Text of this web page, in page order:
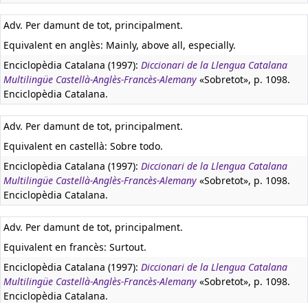
Adv. Per damunt de tot, principalment.
Equivalent en anglès: Mainly, above all, especially.
Enciclopèdia Catalana (1997): Diccionari de la Llengua Catalana
Multilingüe Castellà-Anglès-Francès-Alemany «Sobretot», p. 1098.
Enciclopèdia Catalana.
Adv. Per damunt de tot, principalment.
Equivalent en castellà: Sobre todo.
Enciclopèdia Catalana (1997): Diccionari de la Llengua Catalana
Multilingüe Castellà-Anglès-Francès-Alemany «Sobretot», p. 1098.
Enciclopèdia Catalana.
Adv. Per damunt de tot, principalment.
Equivalent en francès: Surtout.
Enciclopèdia Catalana (1997): Diccionari de la Llengua Catalana
Multilingüe Castellà-Anglès-Francès-Alemany «Sobretot», p. 1098.
Enciclopèdia Catalana.